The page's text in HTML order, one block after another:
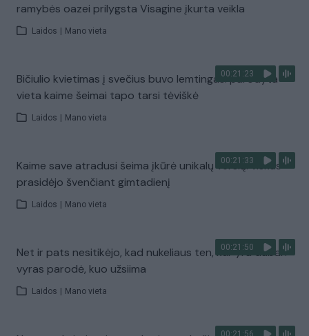
ramybės oazei prilygsta Visagine įkurta veikla
Laidos Mano vieta
00:21:23
Bičiulio kvietimas į svečius buvo lemtingas: parodyta
vieta kaime šeimai tapo tarsi tėviškė
Laidos Mano vieta
00:21:33
Kaime save atradusi šeima įkūrė unikalų verslą: viskas
prasidėjo švenčiant gimtadienį
Laidos Mano vieta
00:21:50
Net ir pats nesitikėjo, kad nukeliaus ten, kur yra dabar:
vyras parodė, kuo užsiima
Laidos Mano vieta
00:21:56